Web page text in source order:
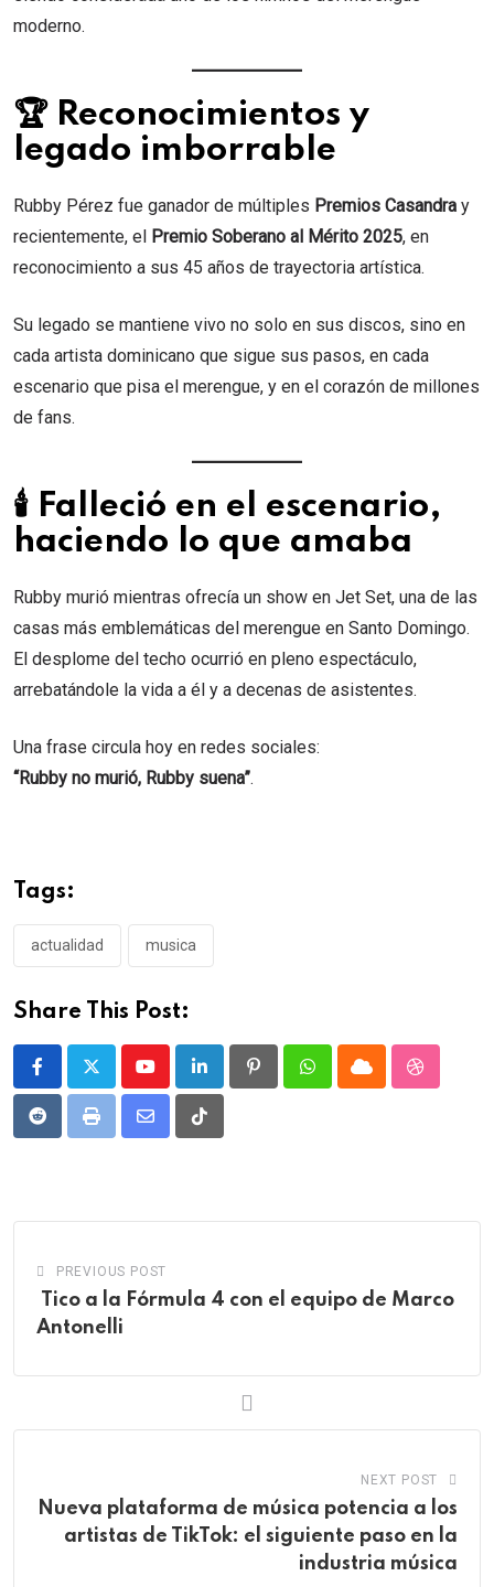
moderno.
🏆 Reconocimientos y
legado imborrable
Rubby Pérez fue ganador de múltiples Premios Casandra y
recientemente, el Premio Soberano al Mérito 2025, en
reconocimiento a sus 45 años de trayectoria artística.
Su legado se mantiene vivo no solo en sus discos, sino en
cada artista dominicano que sigue sus pasos, en cada
escenario que pisa el merengue, y en el corazón de millones
de fans.
🕯️ Falleció en el escenario,
haciendo lo que amaba
Rubby murió mientras ofrecía un show en Jet Set, una de las
casas más emblemáticas del merengue en Santo Domingo.
El desplome del techo ocurrió en pleno espectáculo,
arrebatándole la vida a él y a decenas de asistentes.
Una frase circula hoy en redes sociales:
“Rubby no murió, Rubby suena”.
Tags:
actualidad musica
Share This Post:
YoutubeLinkedIn PinterestWhatsappCloud
RedditPrint
Share
Tiktok
PREVIOUS POST
Tico a la Fórmula 4 con el equipo de Marco
Antonelli
NEXT POST
Nueva plataforma de música potencia a los
artistas de TikTok: el siguiente paso en la
industria música